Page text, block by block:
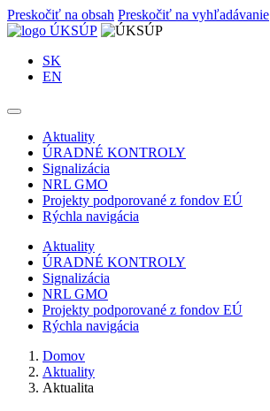
Preskočiť na obsah Preskočiť na vyhľadávanie
SK
EN
Aktuality
ÚRADNÉ KONTROLY
Signalizácia
NRL GMO
Projekty podporované z fondov EÚ
Rýchla navigácia
Aktuality
ÚRADNÉ KONTROLY
Signalizácia
NRL GMO
Projekty podporované z fondov EÚ
Rýchla navigácia
Domov
Aktuality
Aktualita